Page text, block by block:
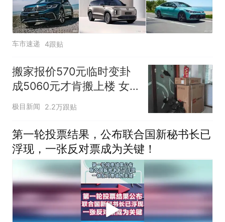
车市速递 4跟贴
搬家报价570元临时变卦
成5060元才肯搬上楼 女
子傻眼
极目新闻 2.2万跟贴
第一轮投票结果，公布联合国新秘书长已
浮现，一张反对票成为关键！